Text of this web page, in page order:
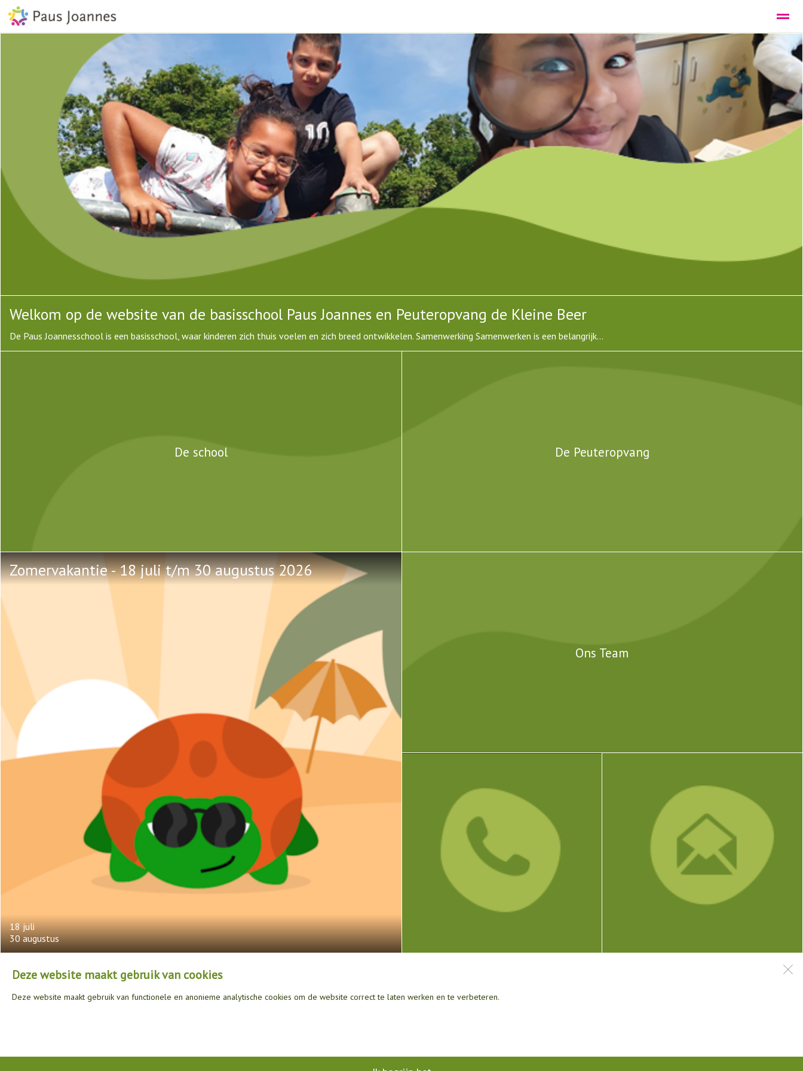
DE SCHOOL
E-mail Agenda Nieuws Locatie Contact
Deze website maakt gebruik van cookies
Deze website maakt gebruik van functionele en anonieme analytische cookies om de website correct te laten werken en te verbeteren.
Welkom op de website van de basisschool Paus Joannes en Peuteropvang de Kleine Beer
De Paus Joannesschool is een basisschool, waar kinderen zich thuis voelen en zich breed ontwikkelen. Samenwerking Samenwerken is een belangrijk...
De school De Peuteropvang
Zomervakantie - 18 juli t/m 30 augustus 2026
18 juli
30 augustus
Ons Team
3076 RK Rotterdam